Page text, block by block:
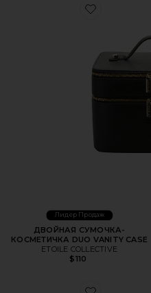
Favorite
Лидер Продаж
ДВОЙНАЯ СУМОЧКА-
КОСМЕТИЧКА DUO VANITY CASE
ETOILE COLLECTIVE
$110